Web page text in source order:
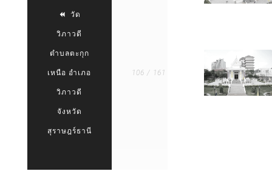
วัด
วิภาวดี
ตำบลตะกุก
เหนือ อำเภอ
วิภาวดี
จังหวัด
สุราษฎร์ธานี
106 / 161
พระ
ขุน
กระทิง